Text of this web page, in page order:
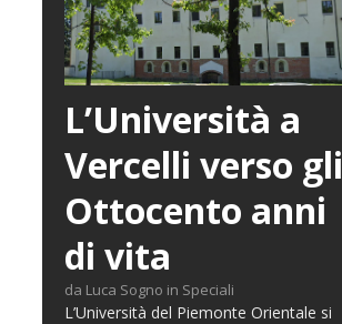
L’Università a
Vercelli verso gli
Ottocento anni
di vita
da Luca Sogno in Speciali
L’Università del Piemonte Orientale si